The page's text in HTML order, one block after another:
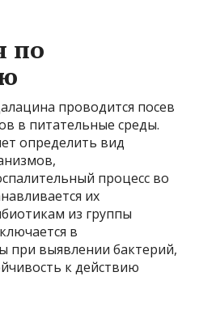
по
проводится посев
в питательные среды.
определить вид
процесс во
их
из группы
в
при выявлении бактерий,
к действию